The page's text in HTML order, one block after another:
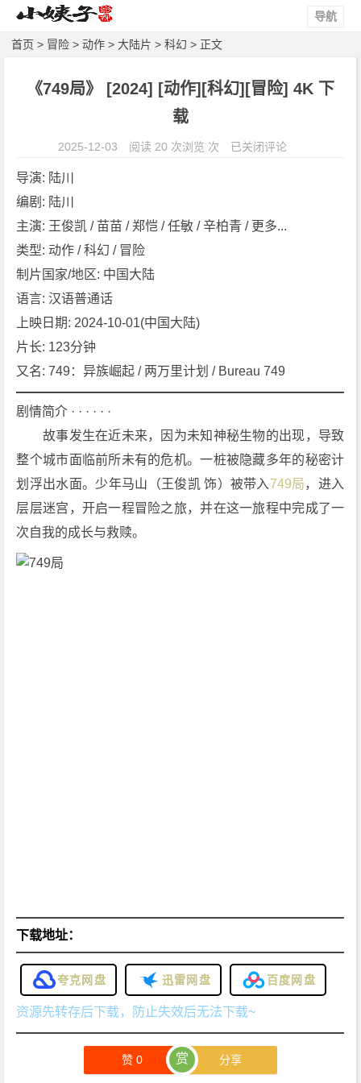
导航
首页 > 冒险 >动作 >大陆片 >科幻 > 正文
《749局》 [2024] [动作][科幻][冒险] 4K 下
载
2025-12-03 阅读 20 次浏览 次
《7
[2
幻]
4
下
载
已关闭评论
导演: 陆川
编剧: 陆川
主演: 王俊凯 / 苗苗 / 郑恺 / 任敏 / 辛柏青 / 更多...
类型: 动作 / 科幻 / 冒险
制片国家/地区: 中国大陆
语言: 汉语普通话
上映日期: 2024-10-01(中国大陆)
片长: 123分钟
又名: 749：异族崛起 / 两万里计划 / Bureau 749
剧情简介 · · · · · ·
故事发生在近未来，因为未知神秘生物的出现，导致
整个城市面临前所未有的危机。一桩被隐藏多年的秘密计
划浮出水面。少年马山（王俊凯 饰）被带入 749局，进入
层层迷宫，开启一程冒险之旅，并在这一旅程中完成了一
次自我的成长与救赎。
下载地址：
夸克网盘 迅雷网盘 百度网盘
资源先转存后下载，防止失效后无法下载~
赞0 赏 分享